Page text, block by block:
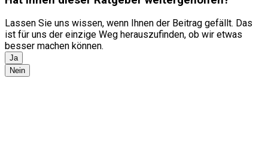
Lassen Sie uns wissen, wenn Ihnen der Beitrag gefällt. Das
ist für uns der einzige Weg herauszufinden, ob wir etwas
besser machen können.
Ja
Nein